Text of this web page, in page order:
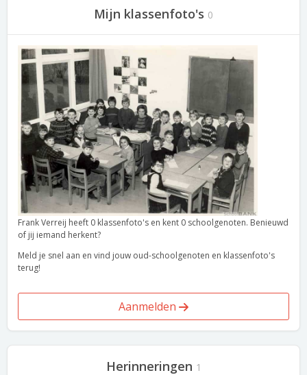
Mijn klassenfoto's 0
Frank Verreij heeft 0 klassenfoto's en kent 0 schoolgenoten. Benieuwd
of jij iemand herkent?
Meld je snel aan en vind jouw oud-schoolgenoten en klassenfoto's
terug!
Aanmelden
Herinneringen 1